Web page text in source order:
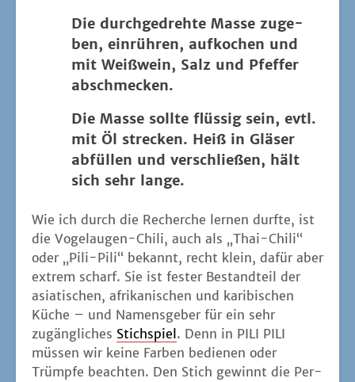
Die durch­ge­dreh­te Mas­se zuge­
ben, ein­rüh­ren, auf­ko­chen und
mit Weiß­wein, Salz und Pfef­fer
abschmecken.
Die Mas­se soll­te flüs­sig sein, evtl.
mit Öl stre­cken. Heiß in Glä­ser
abfül­len und ver­schlie­ßen, hält
sich sehr lange.
Wie ich durch die Recher­che ler­nen durf­te, ist
die Vogel­au­gen-Chi­li, auch als „Thai-Chi­li“
oder „Pili-Pili“ bekannt, recht klein, dafür aber
extrem scharf. Sie ist fes­ter Bestand­teil der
asia­ti­schen, afri­ka­ni­schen und kari­bi­schen
Küche – und Namens­ge­ber für ein sehr
zugäng­li­ches Stich­spiel . Denn in PILI PILI
müs­sen wir kei­ne Far­ben bedie­nen oder
Trümp­fe beach­ten. Den Stich gewinnt die Per­